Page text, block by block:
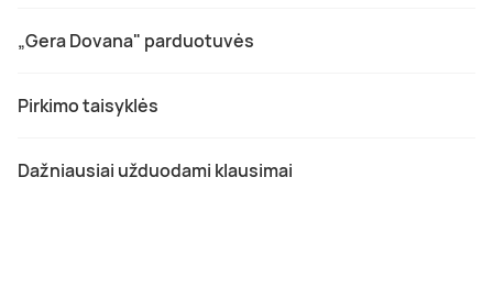
„Gera Dovana" parduotuvės
Pirkimo taisyklės
Dažniausiai užduodami klausimai